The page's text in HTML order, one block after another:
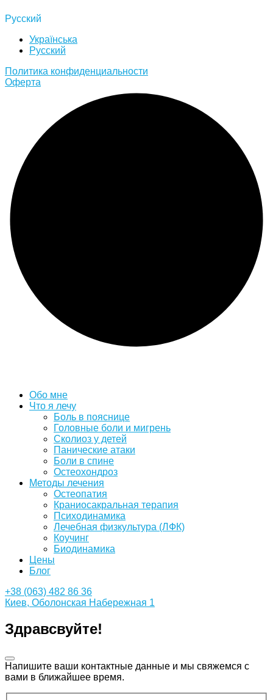
Русский
Українська
Русский
Политика конфиденциальности
Оферта
Обо мне
Что я лечу
Боль в пояснице
Головные боли и мигрень
Сколиоз у детей
Панические атаки
Боли в спине
Остеохондроз
Методы лечения
Остеопатия
Краниосакральная терапия
Психодинамика
Лечебная физкультура (ЛФК)
Коучинг
Биодинамика
Цены
Блог
+38 (063) 482 86 36
Киев, Оболонская Набережная 1
Здравсвуйте!
Напишите ваши контактные данные и мы свяжемся с
вами в ближайшее время.